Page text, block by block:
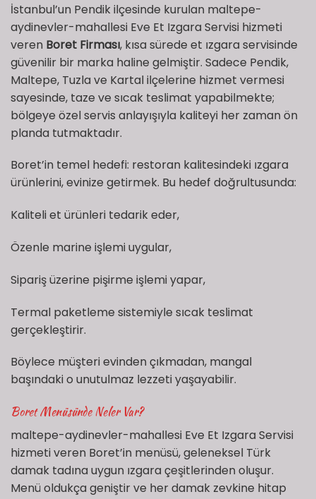
İstanbul’un Pendik ilçesinde kurulan maltepe-
aydinevler-mahallesi Eve Et Izgara Servisi hizmeti
veren Boret Firması, kısa sürede et ızgara servisinde
güvenilir bir marka haline gelmiştir. Sadece Pendik,
Maltepe, Tuzla ve Kartal ilçelerine hizmet vermesi
sayesinde, taze ve sıcak teslimat yapabilmekte;
bölgeye özel servis anlayışıyla kaliteyi her zaman ön
planda tutmaktadır.
Boret’in temel hedefi: restoran kalitesindeki ızgara
ürünlerini, evinize getirmek. Bu hedef doğrultusunda:
Kaliteli et ürünleri tedarik eder,
Özenle marine işlemi uygular,
Sipariş üzerine pişirme işlemi yapar,
Termal paketleme sistemiyle sıcak teslimat
gerçekleştirir.
Böylece müşteri evinden çıkmadan, mangal
başındaki o unutulmaz lezzeti yaşayabilir.
Boret Menüsünde Neler Var?
maltepe-aydinevler-mahallesi Eve Et Izgara Servisi
hizmeti veren Boret’in menüsü, geleneksel Türk
damak tadına uygun ızgara çeşitlerinden oluşur.
Menü oldukça geniştir ve her damak zevkine hitap